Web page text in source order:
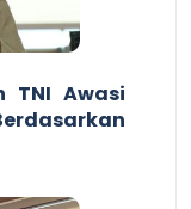
TNI Awasi